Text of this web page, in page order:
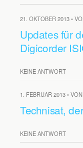
21. OKTOBER 2013 •
Updates für
Digicorder
KEINE ANTWORT
1. FEBRUAR 2013 •
Technisat,
KEINE ANTWORT